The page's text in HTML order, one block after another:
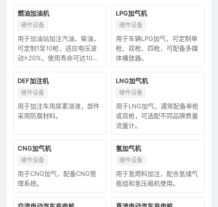
燃油加油机
硬件设备
用于加油站加注汽油、柴油，
可定制1至10枪，适应电压波
动±20%，使用寿命可达10
LPG加气机
硬件设备
用于车辆LPG加气，可定制单
枪、双枪、四枪，可配备多媒
体播放器。
DEF加注机
硬件设备
用于加注车用尿素溶液，部件
采用防腐材料。
LNG加气机
硬件设备
用于LNG加气，通常配备单枪
或双枪，可选配不同品牌质量
流量计。
CNG加气机
硬件设备
用于CNG加气，配备CNG管
理系统。
氢加气机
硬件设备
用于氢燃料加注，配合氢储气
瓶组和氢压缩机使用。